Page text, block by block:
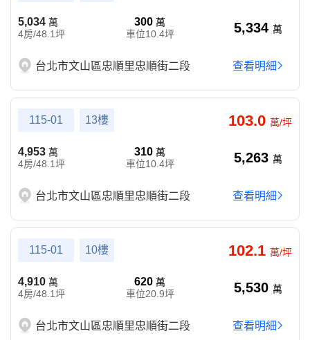
5,034 萬
4房/48.1坪
300萬
車位10.4坪
5,334 萬
台北市文山區忠順里忠順街二段 查看明細
115-01 13樓 103.0 萬/坪
4,953 萬
4房/48.1坪
310萬
車位10.4坪
5,263 萬
台北市文山區忠順里忠順街二段 查看明細
115-01 10樓 102.1 萬/坪
4,910 萬
4房/48.1坪
620萬
車位20.9坪
5,530 萬
台北市文山區忠順里忠順街二段 查看明細